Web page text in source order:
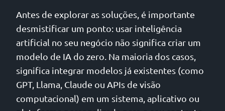
Antes de explorar as soluções, é importante
desmistificar um ponto: usar inteligência
artificial no seu negócio não significa criar um
modelo de IA do zero. Na maioria dos casos,
significa integrar modelos já existentes (como
GPT, Llama, Claude ou APIs de visão
computacional) em um sistema, aplicativo ou